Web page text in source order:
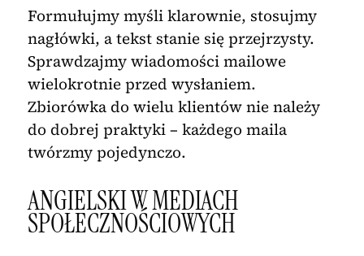
Formułujmy myśli klarownie, stosujmy
nagłówki, a tekst stanie się przejrzysty.
Sprawdzajmy wiadomości mailowe
wielokrotnie przed wysłaniem.
Zbiorówka do wielu klientów nie należy
do dobrej praktyki – każdego maila
twórzmy pojedynczo.
ANGIELSKI W MEDIACH
SPOŁECZNOŚCIOWYCH